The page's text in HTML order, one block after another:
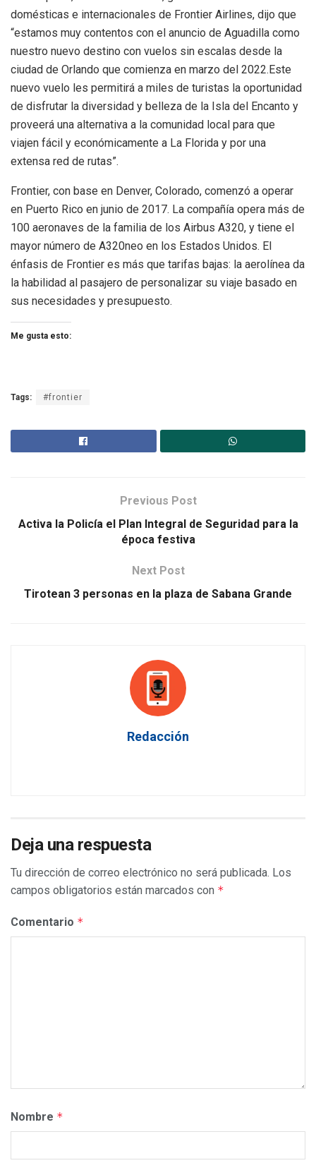
domésticas e internacionales de Frontier Airlines, dijo que
“estamos muy contentos con el anuncio de Aguadilla como
nuestro nuevo destino con vuelos sin escalas desde la
ciudad de Orlando que comienza en marzo del 2022.Este
nuevo vuelo les permitirá a miles de turistas la oportunidad
de disfrutar la diversidad y belleza de la Isla del Encanto y
proveerá una alternativa a la comunidad local para que
viajen fácil y económicamente a La Florida y por una
extensa red de rutas”.
Frontier, con base en Denver, Colorado, comenzó a operar
en Puerto Rico en junio de 2017. La compañía opera más de
100 aeronaves de la familia de los Airbus A320, y tiene el
mayor número de A320neo en los Estados Unidos. El
énfasis de Frontier es más que tarifas bajas: la aerolínea da
la habilidad al pasajero de personalizar su viaje basado en
sus necesidades y presupuesto.
Me gusta esto:
Tags: #frontier
Previous Post
Activa la Policía el Plan Integral de Seguridad para la
época festiva
Next Post
Tirotean 3 personas en la plaza de Sabana Grande
Redacción
Deja una respuesta
Tu dirección de correo electrónico no será publicada. Los
campos obligatorios están marcados con *
Comentario *
Nombre *